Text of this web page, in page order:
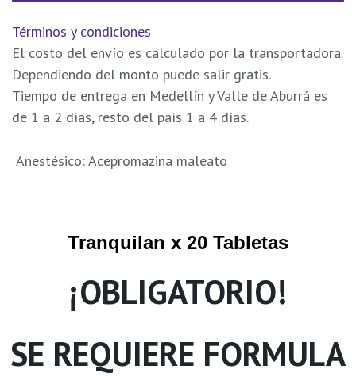
Términos y condiciones
El costo del envío es calculado por la transportadora.
Dependiendo del monto puede salir gratis.
Tiempo de entrega en Medellín y Valle de Aburrá es
de 1 a 2 días, resto del país 1 a 4 días.
Anestésico:Acepromazina maleato
Tranquilan x 20 Tabletas
¡OBLIGATORIO!
SE REQUIERE FORMULA